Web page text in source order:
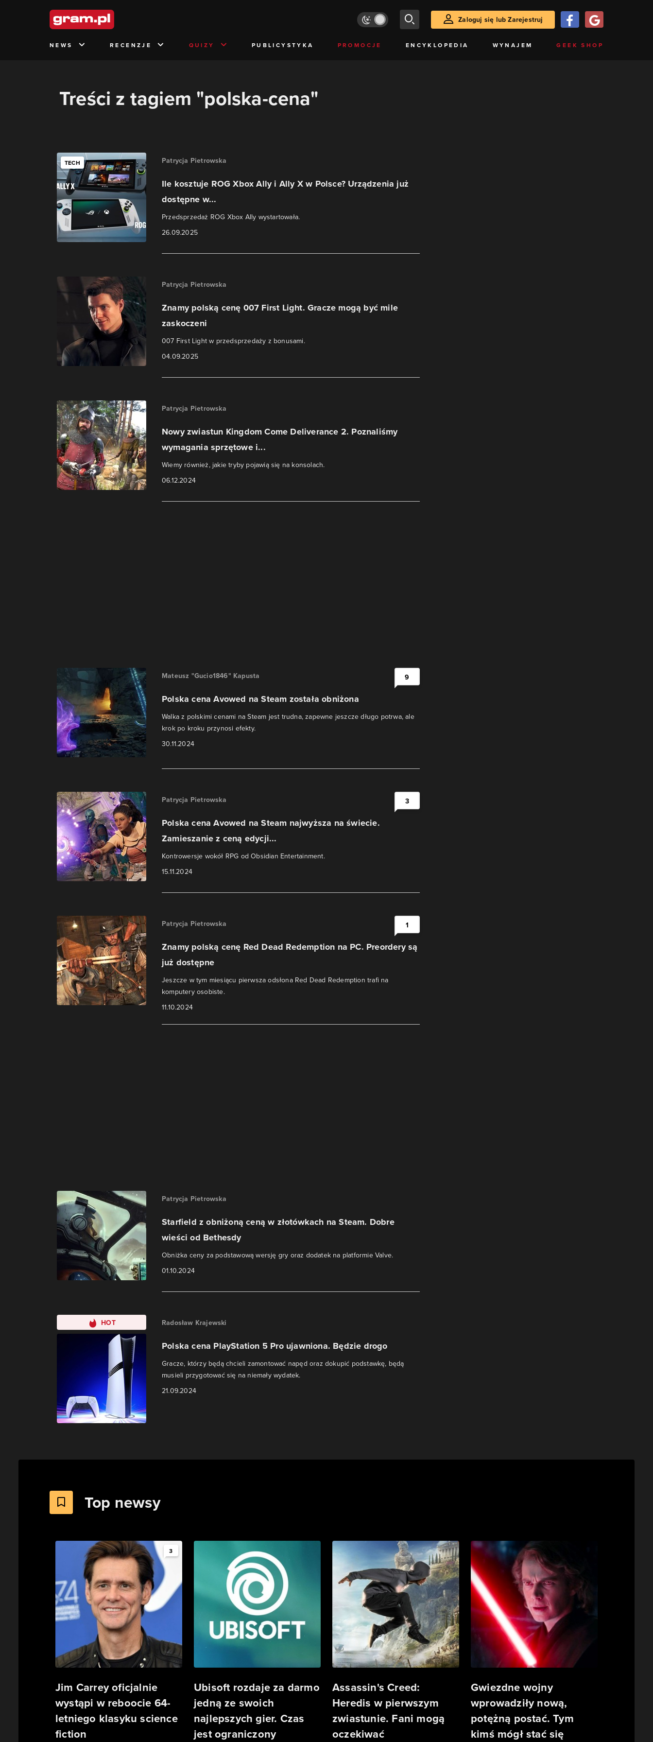
Zaloguj się lub Zarejestruj
NEWS RECENZJE QUIZY PUBLICYSTYKA PROMOCJE ENCYKLOPEDIA WYNAJEM GEEK SHOP
Treści z tagiem "polska-cena"
TECH Patrycja Pietrowska
Ile kosztuje ROG Xbox Ally i Ally X w Polsce? Urządzenia już
dostępne w...
Przedsprzedaż ROG Xbox Ally wystartowała.
26.09.2025
Patrycja Pietrowska
Znamy polską cenę 007 First Light. Gracze mogą być mile
zaskoczeni
007 First Light w przedsprzedaży z bonusami.
04.09.2025
Patrycja Pietrowska
Nowy zwiastun Kingdom Come Deliverance 2. Poznaliśmy
wymagania sprzętowe i...
Wiemy również, jakie tryby pojawią się na konsolach.
06.12.2024
Mateusz "Gucio1846" Kapusta
Polska cena Avowed na Steam została obniżona
Walka z polskimi cenami na Steam jest trudna, zapewne jeszcze długo potrwa, ale
krok po kroku przynosi efekty.
30.11.2024
9
Patrycja Pietrowska
Polska cena Avowed na Steam najwyższa na świecie.
Zamieszanie z ceną edycji...
Kontrowersje wokół RPG od Obsidian Entertainment.
15.11.2024
3
Patrycja Pietrowska
Znamy polską cenę Red Dead Redemption na PC. Preordery są
już dostępne
Jeszcze w tym miesiącu pierwsza odsłona Red Dead Redemption trafi na
komputery osobiste.
11.10.2024
1
Patrycja Pietrowska
Starfield z obniżoną ceną w złotówkach na Steam. Dobre
wieści od Bethesdy
Obniżka ceny za podstawową wersję gry oraz dodatek na platformie Valve.
01.10.2024
HOT Radosław Krajewski
Polska cena PlayStation 5 Pro ujawniona. Będzie drogo
Gracze, którzy będą chcieli zamontować napęd oraz dokupić podstawkę, będą
musieli przygotować się na niemały wydatek.
21.09.2024
Top newsy
3
Jim Carrey oficjalnie
wystąpi w reboocie 64-
letniego klasyku science
fiction
Ubisoft rozdaje za darmo
jedną ze swoich
najlepszych gier. Czas
jest ograniczony
Assassin's Creed:
Heredis w pierwszym
zwiastunie. Fani mogą
oczekiwać
Gwiezdne wojny
wprowadziły nową,
potężną postać. Tym
kimś mógł stać się